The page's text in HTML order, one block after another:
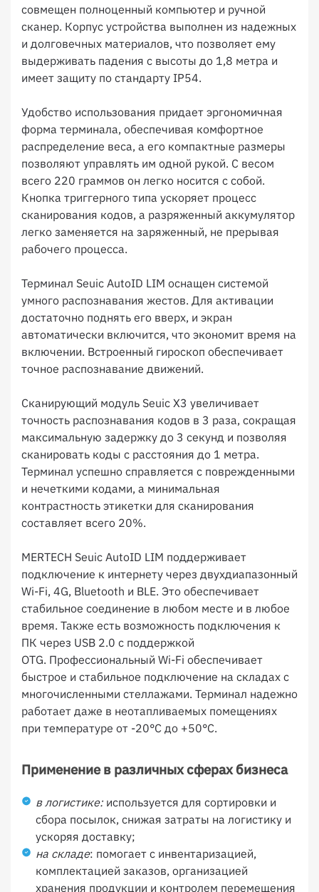
совмещен полноценный компьютер и ручной
сканер. Корпус устройства выполнен из надежных
и долговечных материалов, что позволяет ему
выдерживать падения с высоты до 1,8 метра и
имеет защиту по стандарту IP54.
Удобство использования придает эргономичная
форма терминала, обеспечивая комфортное
распределение веса, а его компактные размеры
позволяют управлять им одной рукой. С весом
всего 220 граммов он легко носится с собой.
Кнопка триггерного типа ускоряет процесс
сканирования кодов, а разряженный аккумулятор
легко заменяется на заряженный, не прерывая
рабочего процесса.
Терминал Seuic AutoID LIM оснащен системой
умного распознавания жестов. Для активации
достаточно поднять его вверх, и экран
автоматически включится, что экономит время на
включении. Встроенный гироскоп обеспечивает
точное распознавание движений.
Сканирующий модуль Seuic X3 увеличивает
точность распознавания кодов в 3 раза, сокращая
максимальную задержку до 3 секунд и позволяя
сканировать коды с расстояния до 1 метра.
Терминал успешно справляется с поврежденными
и нечеткими кодами, а минимальная
контрастность этикетки для сканирования
составляет всего 20%.
MERTECH Seuic AutoID LIM поддерживает
подключение к интернету через двухдиапазонный
Wi-Fi, 4G, Bluetooth и BLE. Это обеспечивает
стабильное соединение в любом месте и в любое
время. Также есть возможность подключения к
ПК через USB 2.0 с поддержкой
OTG. Профессиональный Wi-Fi обеспечивает
быстрое и стабильное подключение на складах с
многочисленными стеллажами. Терминал надежно
работает даже в неотапливаемых помещениях
при температуре от -20°C до +50°C.
Применение в различных сферах бизнеса
в логистике:используется для сортировки и
сбора посылок, снижая затраты на логистику и
ускоряя доставку;
на складе: помогает с инвентаризацией,
комплектацией заказов, организацией
хранения продукции и контролем перемещения